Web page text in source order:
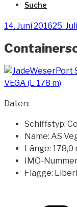
Suche
Veröffentlicht
14. Juni 201625.
Daten:
Schiffstyp:
Name: AS
Länge: 178,0
IMO-
Flagge: